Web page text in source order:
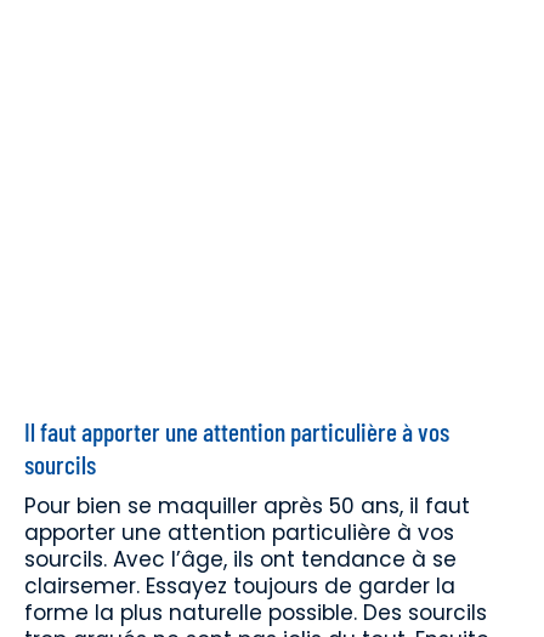
Il faut apporter une attention particulière à vos
sourcils
Pour bien se maquiller après 50 ans, il faut
apporter une attention particulière à vos
sourcils. Avec l’âge, ils ont tendance à se
clairsemer. Essayez toujours de garder la
forme la plus naturelle possible. Des sourcils